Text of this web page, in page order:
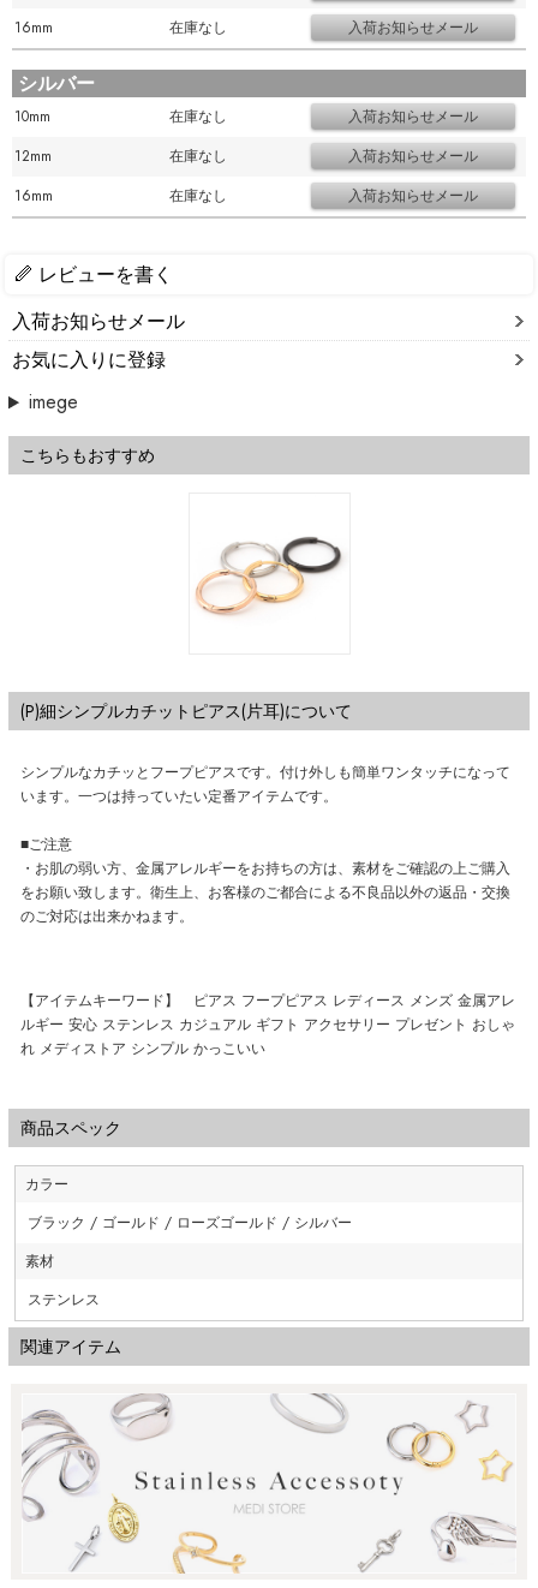
16mm
在庫なし
シルバー
10mm
在庫なし
12mm
在庫なし
16mm
在庫なし
レビューを書く
入荷お知らせメール
お気に入りに登録
imege
こちらもおすすめ
(P)細シンプルカチットピアス(片耳)について
シンプルなカチッとフープピアスです。付け外しも簡単ワンタッチになって
います。一つは持っていたい定番アイテムです。
■ご注意
・お肌の弱い方、金属アレルギーをお持ちの方は、素材をご確認の上ご購入
をお願い致します。衛生上、お客様のご都合による不良品以外の返品・交換
のご対応は出来かねます。
【アイテムキーワード】 ピアス フープピアス レディース メンズ 金属アレ
ルギー 安心 ステンレス カジュアル ギフト アクセサリー プレゼント おしゃ
れ メディストア シンプル かっこいい
商品スペック
カラー
ブラック / ゴールド / ローズゴールド / シルバー
素材
ステンレス
関連アイテム